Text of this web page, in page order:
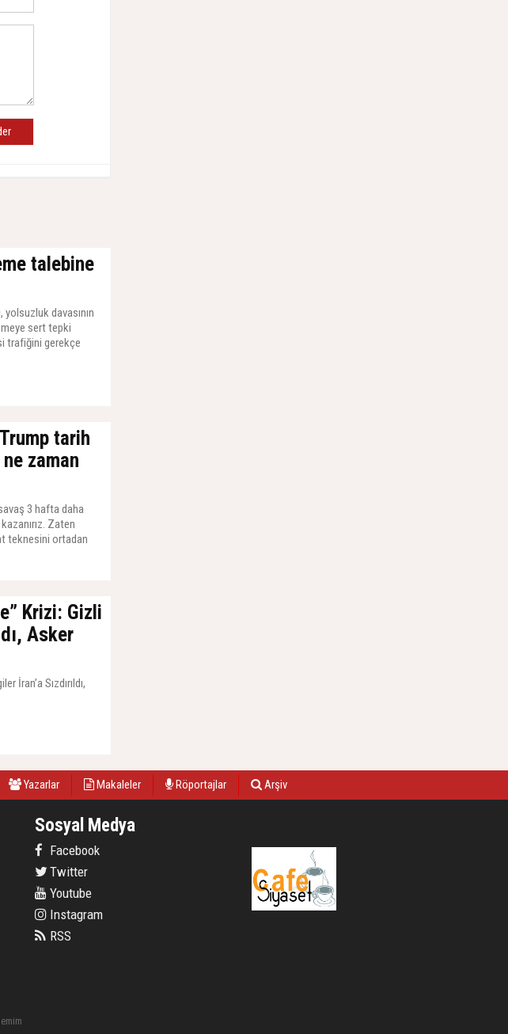
talebine
davasının
sert tepki
trafiğini gerekçe
tarih
zaman
3 hafta daha
Zaten
teknesini ortadan
Krizi: Gizli
Asker
İran’a Sızdırıldı,
Yazarlar Makaleler Röportajlar Arşiv
Sosyal Medya
Facebook
Twitter
Youtube
Instagram
RSS